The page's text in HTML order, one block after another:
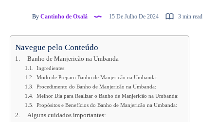
ByCantinho de Oxalá 15 De Julho De 2024 3 min read
Navegue pelo Conteúdo
Banho de Manjericão na Umbanda
Ingredientes:
Modo de Preparo Banho de Manjericão na Umbanda:
Procedimento do Banho de Manjericão na Umbanda:
Melhor Dia para Realizar o Banho de Manjericão na Umbanda:
Propósitos e Benefícios do Banho de Manjericão na Umbanda:
Alguns cuidados importantes: